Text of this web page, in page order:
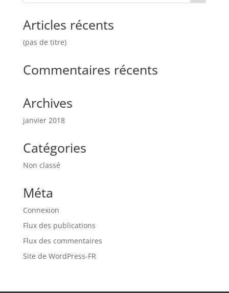
Articles récents
(pas de titre)
Commentaires récents
Archives
janvier 2018
Catégories
Non classé
Méta
Connexion
Flux des publications
Flux des commentaires
Site de WordPress-FR